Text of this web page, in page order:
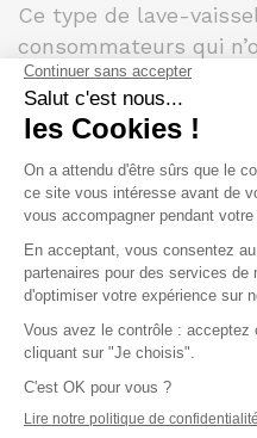
Ce type de lave-
consommateurs qui
équipée, prévue pour
l’électroménager.
de 60 centimètres, il
centimètres pour les
choix en termes de
fonctionnalités s’offre
existe des lave-
anti-trace.